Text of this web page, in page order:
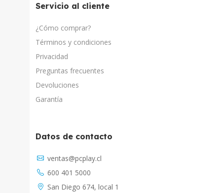
Servicio al cliente
¿Cómo comprar?
Términos y condiciones
Privacidad
Preguntas frecuentes
Devoluciones
Garantía
Datos de contacto
ventas@pcplay.cl
600 401 5000
San Diego 674, local 1
Chat con IA
PcPlay Santiago / Web